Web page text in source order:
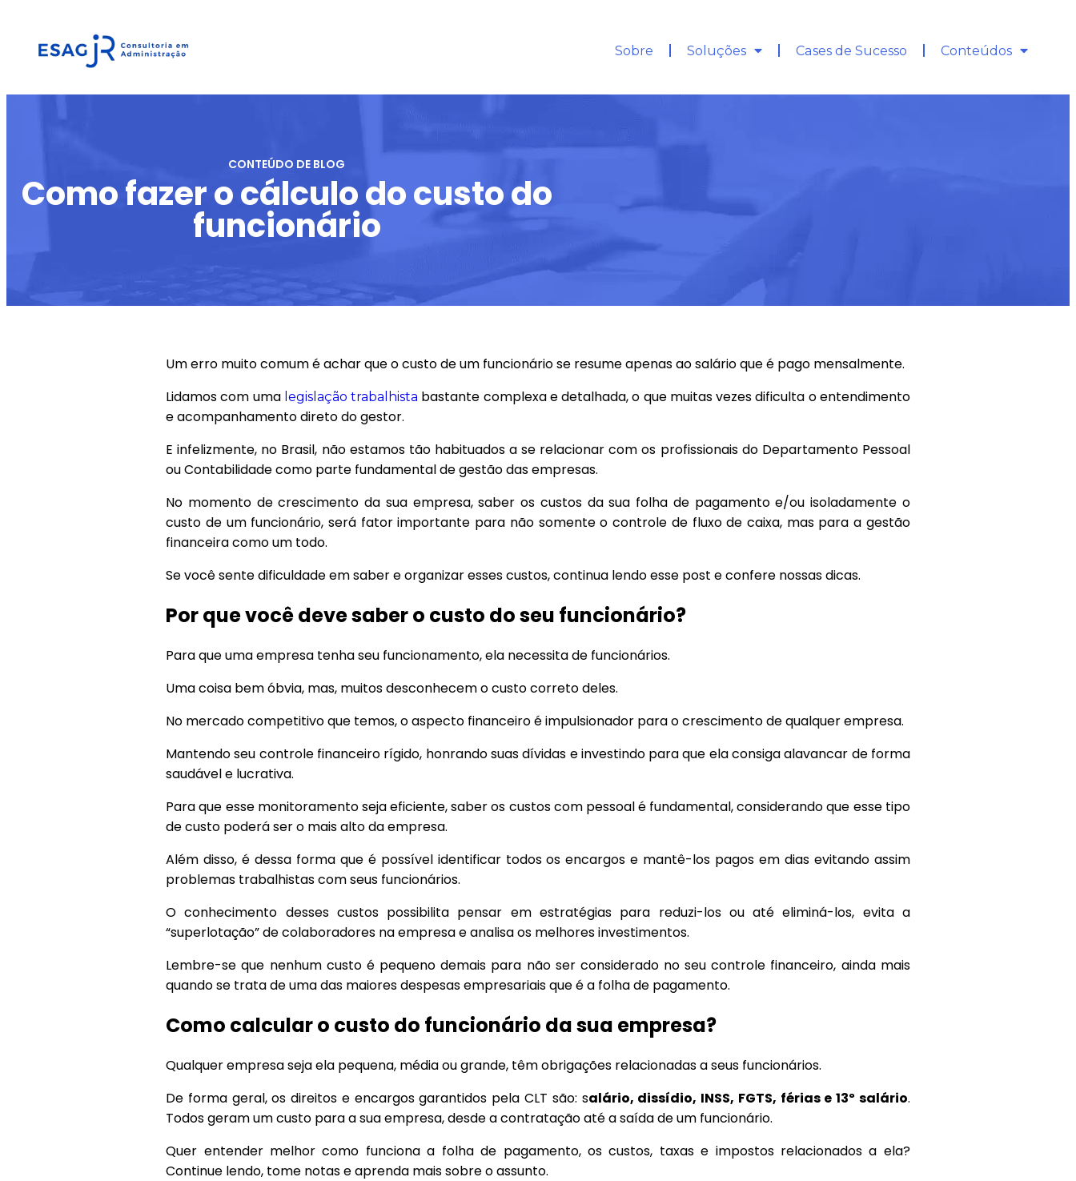
Sobre Soluções Cases de Sucesso Conteúdos
CONTEÚDO DE BLOG
Como fazer o cálculo do custo do
funcionário
Um erro muito comum é achar que o custo de um funcionário se resume apenas ao salário que é pago mensalmente.
Lidamos com uma legislação trabalhista bastante complexa e detalhada, o que muitas vezes dificulta o entendimento
e acompanhamento direto do gestor.
E infelizmente, no Brasil, não estamos tão habituados a se relacionar com os profissionais do Departamento Pessoal
ou Contabilidade como parte fundamental de gestão das empresas.
No momento de crescimento da sua empresa, saber os custos da sua folha de pagamento e/ou isoladamente o
custo de um funcionário, será fator importante para não somente o controle de fluxo de caixa, mas para a gestão
financeira como um todo.
Se você sente dificuldade em saber e organizar esses custos, continua lendo esse post e confere nossas dicas.
Por que você deve saber o custo do seu funcionário?
Para que uma empresa tenha seu funcionamento, ela necessita de funcionários.
Uma coisa bem óbvia, mas, muitos desconhecem o custo correto deles.
No mercado competitivo que temos, o aspecto financeiro é impulsionador para o crescimento de qualquer empresa.
Mantendo seu controle financeiro rígido, honrando suas dívidas e investindo para que ela consiga alavancar de forma
saudável e lucrativa.
Para que esse monitoramento seja eficiente, saber os custos com pessoal é fundamental, considerando que esse tipo
de custo poderá ser o mais alto da empresa.
Além disso, é dessa forma que é possível identificar todos os encargos e mantê-los pagos em dias evitando assim
problemas trabalhistas com seus funcionários.
O conhecimento desses custos possibilita pensar em estratégias para reduzi-los ou até eliminá-los, evita a
“superlotação” de colaboradores na empresa e analisa os melhores investimentos.
Lembre-se que nenhum custo é pequeno demais para não ser considerado no seu controle financeiro, ainda mais
quando se trata de uma das maiores despesas empresariais que é a folha de pagamento.
Como calcular o custo do funcionário da sua empresa?
Qualquer empresa seja ela pequena, média ou grande, têm obrigações relacionadas a seus funcionários.
De forma geral, os direitos e encargos garantidos pela CLT são: salário, dissídio, INSS, FGTS, férias e 13º salário.
Todos geram um custo para a sua empresa, desde a contratação até a saída de um funcionário.
Quer entender melhor como funciona a folha de pagamento, os custos, taxas e impostos relacionados a ela?
Continue lendo, tome notas e aprenda mais sobre o assunto.